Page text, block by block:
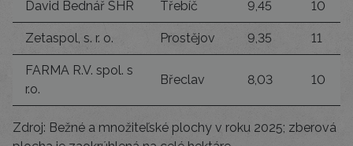
David Bednář SHR Třebíč 9,45 10
Zetaspol, s. r. o. Prostějov 9,35 11
FARMA R.V. spol. s
r.o.
Břeclav 8,03 10
Zdroj: Bežné a množiteľské plochy v roku 2025; zberová